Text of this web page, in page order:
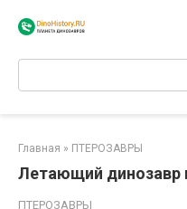
Главная » ПТЕРОЗАВРЫ
Летающий динозавр
ПТЕРОЗАВРЫ